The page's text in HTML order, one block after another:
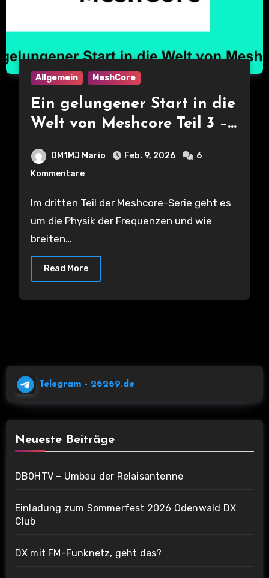
Allgemein MeshCore
Ein gelungener Start in die
Welt von Meshcore Teil 3 –
Ausbreitung – Physik ist
DM1MJ Mario Feb. 9, 2026
6
Kommentare
Im dritten Teil der Meshcore-Serie geht es
um die Physik der Frequenzen und wie
breiten…
Read More
Telegram - 26269.de
Neueste Beiträge
DB0HTV – Umbau der Relaisantenne
Einladung zum Sommerfest 2026 Odenwald DX
Club
DX mit FM-Funknetz, geht das?